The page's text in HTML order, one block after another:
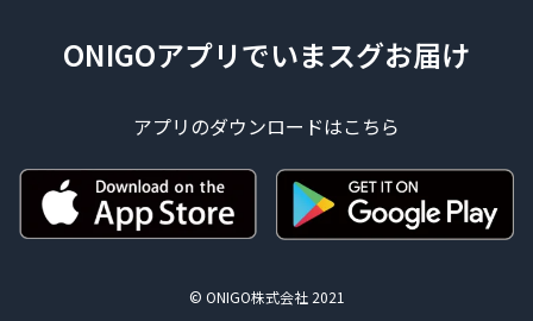
ONIGOアプリでいまスグお届け
アプリのダウンロードはこちら
© ONIGO株式会社 2021